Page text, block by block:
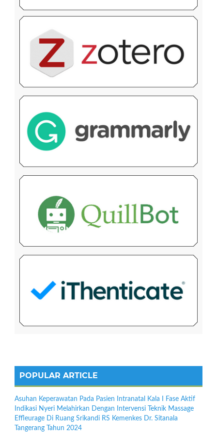
POPULAR ARTICLE
Asuhan Keperawatan Pada Pasien Intranatal Kala I Fase Aktif
Indikasi Nyeri Melahirkan Dengan Intervensi Teknik Massage
Effleurage Di Ruang Srikandi RS Kemenkes Dr. Sitanala
Tangerang Tahun 2024